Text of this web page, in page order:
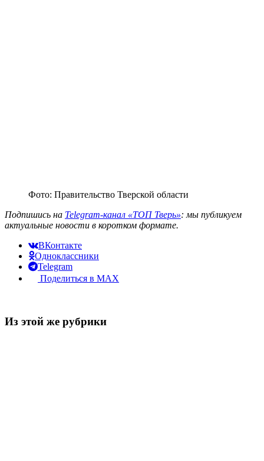
Фото: Правительство Тверской области
Подпишись на Telegram-канал «ТОП Тверь»: мы публикуем
актуальные новости в коротком формате.
ВКонтакте
Одноклассники
Telegram
Поделиться в MAX
Из этой же рубрики